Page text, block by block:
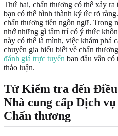
Thứ hai, chấn thương có thể xảy
bạn có thể hình thành ký ức rõ
chấn thương tiền ngôn ngữ. Trong
nhớ những gì tâm trí có ý thức
này có thể là mình, việc khám phá
chuyên gia hiểu biết về chấn
đánh giá trực tuyến ban đầu vẫn
thảo luận.
Từ Kiểm tra đến
Nhà cung cấp Dịch
Chấn thương